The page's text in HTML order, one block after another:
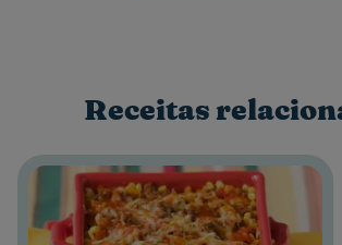
Receitas